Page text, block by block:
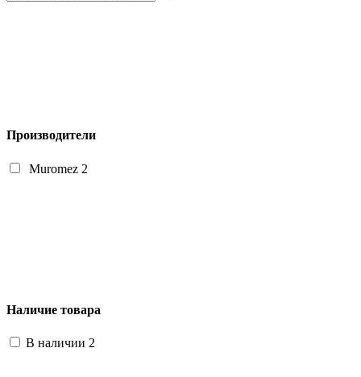
Производители
Muromez 2
Наличие товара
В наличии 2